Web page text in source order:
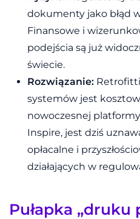
dokumenty jako błąd
Finansowe i
podejścia są już
świecie.
Rozwiązanie:
systemów jest
nowoczesnej
Inspire, jest dziś
opłacalne i
działających w
Pułapka „druku